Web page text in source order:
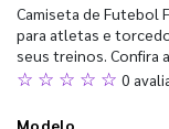
Camiseta de Futebol
para atletas e
seus treinos. Confira
☆ ☆ ☆ ☆ ☆ 0
Modelo